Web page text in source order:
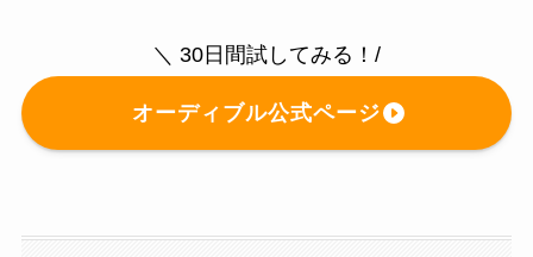
＼ 30日間試してみる！/
オーディブル公式ページ